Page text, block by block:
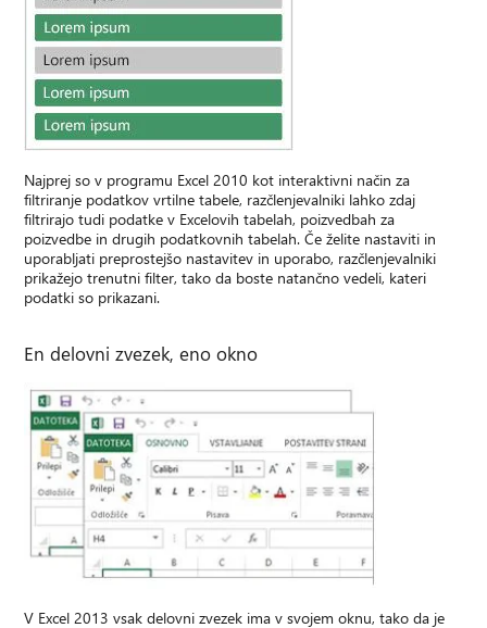
Najprej so v programu Excel 2010 kot interaktivni način za
filtriranje podatkov vrtilne tabele, razčlenjevalniki lahko zdaj
filtrirajo tudi podatke v Excelovih tabelah, poizvedbah za
poizvedbe in drugih podatkovnih tabelah. Če želite nastaviti in
uporabljati preprostejšo nastavitev in uporabo, razčlenjevalniki
prikažejo trenutni filter, tako da boste natančno vedeli, kateri
podatki so prikazani.
En delovni zvezek, eno okno
V Excel 2013 vsak delovni zvezek ima v svojem oknu, tako da je